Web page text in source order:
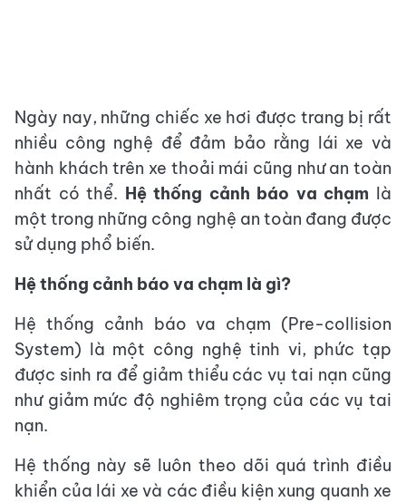
Ngày nay, những chiếc xe hơi được trang bị rất
nhiều công nghệ để đảm bảo rằng lái xe và
hành khách trên xe thoải mái cũng như an toàn
nhất có thể. Hệ thống cảnh báo va chạm là
một trong những công nghệ an toàn đang được
sử dụng phổ biến.
Hệ thống cảnh báo va chạm là gì?
Hệ thống cảnh báo va chạm (Pre-collision
System) là một công nghệ tinh vi, phức tạp
được sinh ra để giảm thiểu các vụ tai nạn cũng
như giảm mức độ nghiêm trọng của các vụ tai
nạn.
Hệ thống này sẽ luôn theo dõi quá trình điều
khiển của lái xe và các điều kiện xung quanh xe